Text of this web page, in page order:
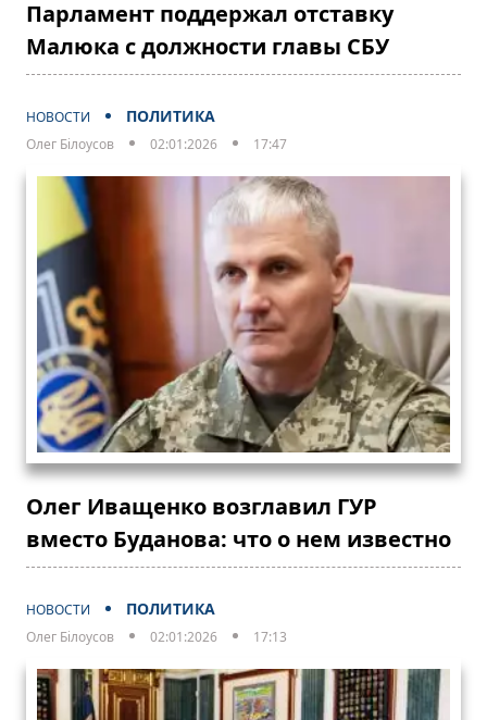
Парламент поддержал отставку
Малюка с должности главы СБУ
НОВОСТИ ПОЛИТИКА
Олег Білоусов 02:01:2026 17:47
Олег Иващенко возглавил ГУР
вместо Буданова: что о нем известно
НОВОСТИ ПОЛИТИКА
Олег Білоусов 02:01:2026 17:13